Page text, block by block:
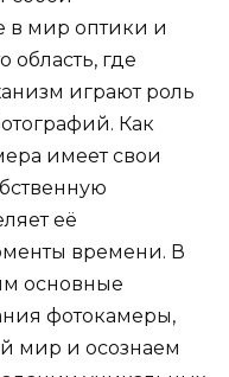
в мир оптики и
область, где
играют роль
Как
имеет свои
её
времени. В
основные
фотокамеры,
мир и осознаем